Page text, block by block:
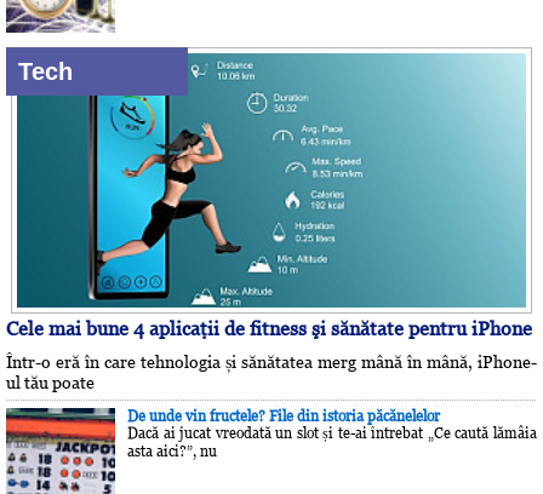
Tech
Cele mai bune 4 aplicaţii de fitness şi sănătate pentru iPhone
Într-o eră în care tehnologia și sănătatea merg mână în mână, iPhone-
ul tău poate
De unde vin fructele? File din istoria păcănelelor
Dacă ai jucat vreodată un slot și te-ai întrebat „Ce caută lămâia
asta aici?”, nu